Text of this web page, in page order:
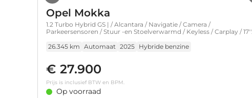
Opel Mokka
1.2 Turbo Hybrid GS | / Alcantara / Navigatie / Camera /
Parkeersensoren / Stuur -en Stoelverwarmd / Keyless / Carplay / 17''
26.345 km Automaat 2025 Hybride benzine
€ 27.900
Prijs is inclusief BTW en BPM.
Op voorraad